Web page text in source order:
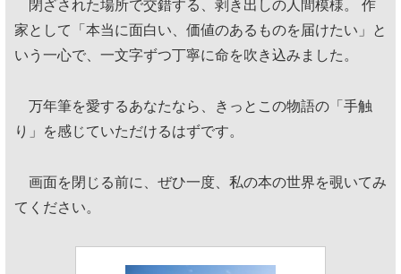
閉ざされた場所で交錯する、剥き出しの人間模様。 作
家として「本当に面白い、価値のあるものを届けたい」と
いう一心で、一文字ずつ丁寧に命を吹き込みました。
万年筆を愛するあなたなら、きっとこの物語の「手触
り」を感じていただけるはずです。
画面を閉じる前に、ぜひ一度、私の本の世界を覗いてみ
てください。